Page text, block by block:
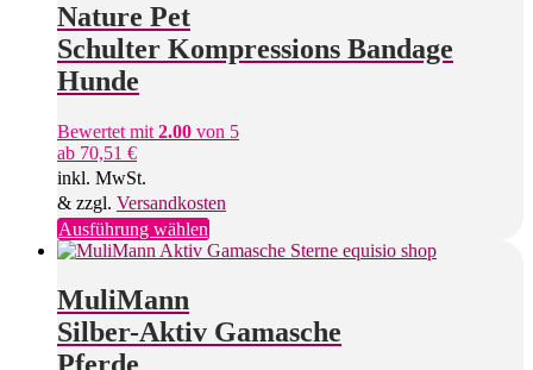
auf.
auf
gewählt
werden
Nature Pet
Schulter Kompressions Bandage
Hunde
Bewertet mit 2.00 von 5
ab 70,51 €
inkl. MwSt.
& zzgl. Versandkosten
Ausführung wählenDieses
Produkt
auf.
MuliMann
Silber-Aktiv Gamasche